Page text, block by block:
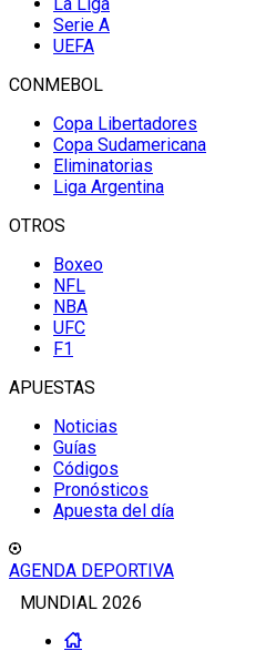
Serie A
UEFA
CONMEBOL
Copa Libertadores
Copa Sudamericana
Eliminatorias
Liga Argentina
OTROS
Boxeo
NFL
NBA
UFC
F1
APUESTAS
Noticias
Guías
Códigos
Pronósticos
Apuesta del día
AGENDA DEPORTIVA
MUNDIAL 2026